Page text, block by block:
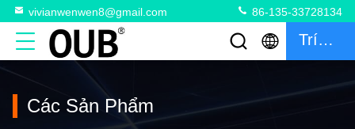
vivianwenwen8@gmail.com 86-135-33728134
Trích Dẫn
Các Sản Phẩm